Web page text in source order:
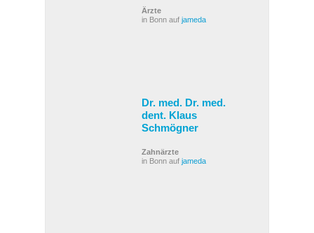
Ärzte
in Bonn auf jameda
Dr. med. Dr. med.
dent. Klaus
Schmögner
Zahnärzte
in Bonn auf jameda